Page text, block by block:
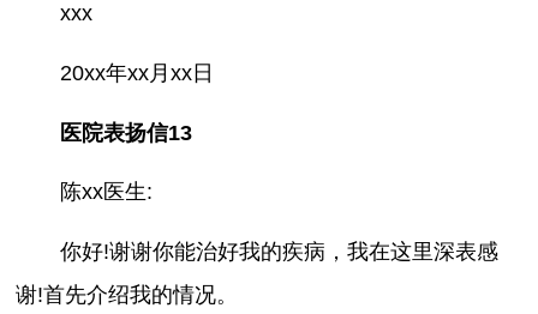
xxx
20xx年xx月xx日
医院表扬信13
陈xx医生:
你好!谢谢你能治好我的疾病，我在这里深表感
谢!首先介绍我的情况。